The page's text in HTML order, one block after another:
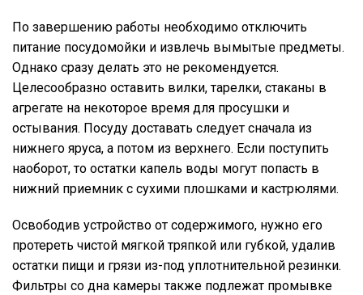
По завершению работы необходимо отключить
питание посудомойки и извлечь вымытые предметы.
Однако сразу делать это не рекомендуется.
Целесообразно оставить вилки, тарелки, стаканы в
агрегате на некоторое время для просушки и
остывания. Посуду доставать следует сначала из
нижнего яруса, а потом из верхнего. Если поступить
наоборот, то остатки капель воды могут попасть в
нижний приемник с сухими плошками и кастрюлями.
Освободив устройство от содержимого, нужно его
протереть чистой мягкой тряпкой или губкой, удалив
остатки пищи и грязи из-под уплотнительной резинки.
Фильтры со дна камеры также подлежат промывке